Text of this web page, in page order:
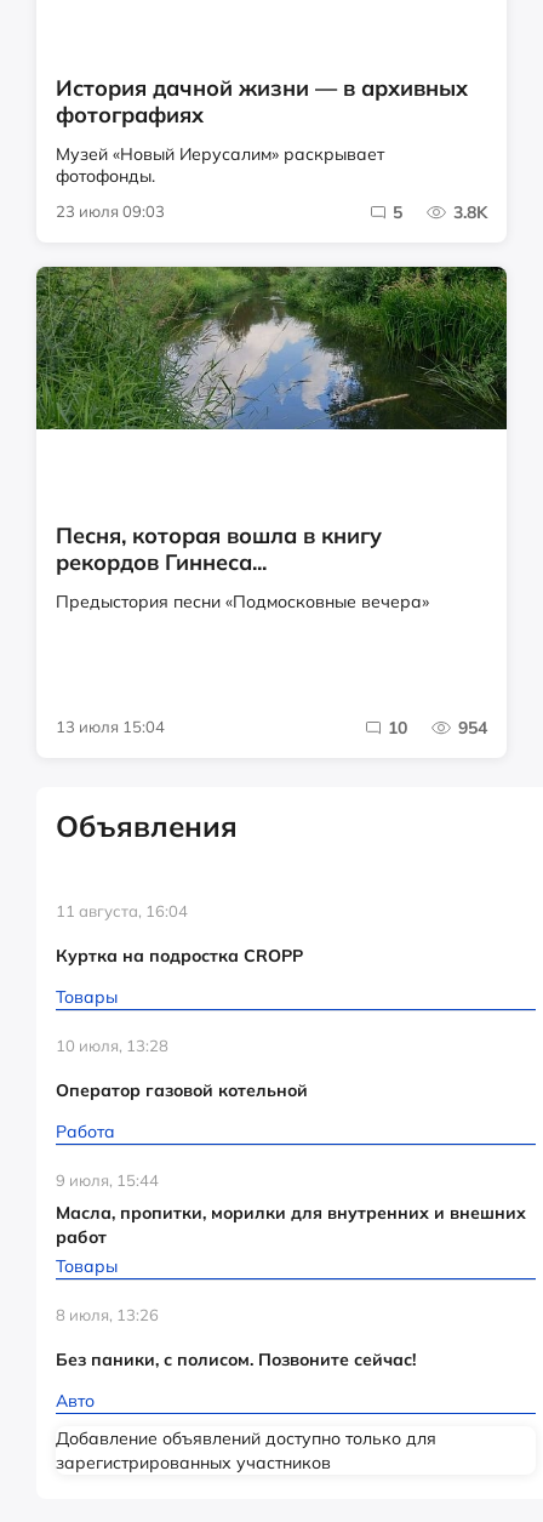
История дачной жизни — в архивных
фотографиях
Музей «Новый Иерусалим» раскрывает
фотофонды.
23 июля 09:03 5 3.8K
Песня, которая вошла в книгу
рекордов Гиннеса...
Предыстория песни «Подмосковные вечера»
13 июля 15:04 10 954
Объявления
11 августа, 16:04
Куртка на подростка CROPP
Товары
10 июля, 13:28
Оператор газовой котельной
Работа
9 июля, 15:44
Масла, пропитки, морилки для внутренних и внешних
работ
Товары
8 июля, 13:26
Без паники, с полисом. Позвоните сейчас!
Авто
Добавление объявлений доступно только для
зарегистрированных участников